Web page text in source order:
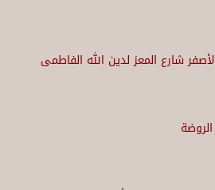
شارع المعز لدين الله الفاطمى